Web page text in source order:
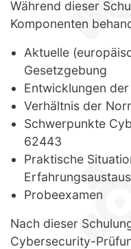
Während dieser
Komponenten
Aktuelle
Gesetzgebung
Entwicklungen
Verhältnis der
Schwerpunkte
62443
Praktische
Probeexamen
Nach dieser
Cybersecurity-